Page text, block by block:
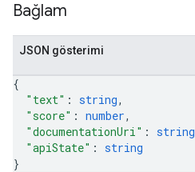
Bağlam
JSON gösterimi
{
"text" : string,
"score" : number,
"documentationUri" : string
"apiState" : string
}